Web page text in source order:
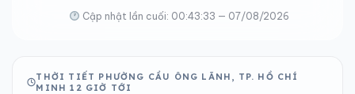
Cập nhật lần cuối: 00:43:33 — 07/08/2026
THỜI TIẾT PHƯỜNG CẦU ÔNG LÃNH, TP. HỒ CHÍ
MINH 12 GIỜ TỚI